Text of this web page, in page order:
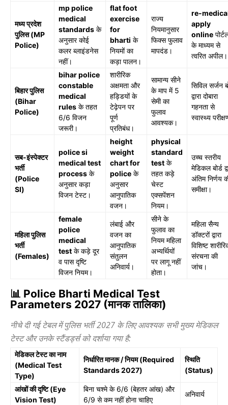
मध्य प्रदेश
पुलिस (MP
Police)
mp police
medical
standards के
अनुसार कोई
कलर ब्लाइंडनेस
नहीं।
flat foot
exercise
for
bharti के
नियमों का
कड़ा पालन।
राज्य
नियमानुसार
फिक्स फुलाव
मापदंड।
re-
apply
online
के माध्यम से
त्वरित अपील।
बिहार पुलिस
(Bihar
Police)
bihar police
constable
medical
rules के तहत
6/6 विजन
जरूरी।
शारीरिक
अक्षमता और
हड्डियों के
टेढ़ेपन पर
पूर्ण
प्रतिबंध।
सामान्य सीने
के माप में 5
सेमी का
फुलाव
आवश्यक।
सिविल सर्जन
द्वारा दोबारा
गहनता से
स्वास्थ्य
सब-इंस्पेक्टर
भर्ती
(Police
SI)
police si
medical test
process के
अनुसार कड़ा
विजन टेस्ट।
height
weight
chart for
police के
अनुसार
आनुपातिक
वजन।
physical
standard
test के
तहत कड़े
चेस्ट
एक्सपेंशन
नियम।
उच्च स्तरीय
मेडिकल बोर्ड
अंतिम निर्णय
समीक्षा।
महिला पुलिस
भर्ती
(Females)
female
police
medical
test के कड़े दूर
व पास दृष्टि
विजन नियम।
लंबाई और
वजन का
आनुपातिक
संतुलन
अनिवार्य।
सीने के
फुलाव का
नियम महिला
अभ्यर्थियों
पर लागू नहीं
होता।
महिला सैन्य
डॉक्टरों द्वारा
विशिष्ट
संरचना की
जांच।
📊 Police Bharti Medical Test
Parameters 2027 (मानक तालिका)
नीचे दी गई टेबल में पुलिस भर्ती 2027 के लिए आवश्यक सभी मुख्य मेडिकल
टेस्ट और उनके स्टैंडर्ड्स को दर्शाया गया है:
मेडिकल टेस्ट का नाम
(Medical Test
Type)
निर्धारित मानक / नियम (Required
Standards 2027)
स्थिति
(Status)
आंखों की दृष्टि (Eye
Vision Test)
बिना चश्मे के 6/6 (बेहतर आंख) और
6/9 से कम नहीं होना चाहिए
अनिवार्य